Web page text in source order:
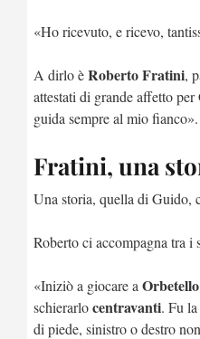
«Ho ricevuto, e ricevo,
A dirlo èRoberto Fratini,
attestati di grande affetto
guida sempre al mio fianco».
Fratini, una
Una storia, quella di Guido,
Roberto ci accompagna tra
«Iniziò a giocare a Orbetello
schierarlocentravanti. Fu
di piede, sinistro o destro